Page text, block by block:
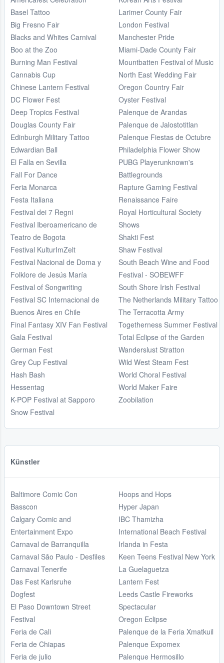
Basel Tattoo
Big Fresno Fair
Blacks and Whites Carnival
Boo at the Zoo
Burning Man Festival
Cannabis Cup
Chinese Lantern Festival
DC Flower Fest
Deep Tropics Festival
Douglas County Fair
Edinburgh Military Tattoo
Edwardian Ball
El Falla en Sevilla
Fall For Dance
Feria Monarca
Festa Italiana
Festival dei 7 Regni
Festival Iberoamericano de
Teatro de Bogota
Festival KulturImZelt
Festival Nacional de Doma y
Folklore de Jesús María
Festival of Songwriting
Festival SC Internacional de
Buenos Aires en Chile
Final Fantasy XIV Fan Festival
Gala Festival
German Fest
Grey Cup Festival
Hash Bash
Hessentag
K-POP Festival at Sapporo
Snow Festival
Larimer County Fair
London Festival
Manchester Pride
Miami-Dade County Fair
Mountbatten Festival of Music
North East Wedding Fair
Oregon Country Fair
Oyster Festival
Palenque de Arandas
Palenque de Jalostotitlan
Palenque Fiestas de Octubre
Philadelphia Flower Show
PUBG Playerunknown's
Battlegrounds
Rapture Gaming Festival
Renaissance Faire
Royal Horticultural Society
Shows
Shakti Fest
Shaw Festival
South Beach Wine and Food
Festival - SOBEWFF
South Shore Irish Festival
The Netherlands Military Tattoo
The Terracotta Army
Togetherness Summer Festival
Total Eclipse of the Garden
Wanderslust Stratton
Wild West Steam Fest
World Choral Festival
World Maker Faire
Zoobilation
Künstler
Baltimore Comic Con
Basscon
Calgary Comic and
Entertainment Expo
Carnaval de Barranquilla
Carnaval São Paulo - Desfiles
Carnaval Tenerife
Das Fest Karlsruhe
Dogfest
El Paso Downtown Street
Festival
Feria de Cali
Feria de Chiapas
Feria de julio
Hoops and Hops
Hyper Japan
IBC Thamizha
International Beach Festival
Irlanda in Festa
Keen Teens Festival New York
La Guelaguetza
Lantern Fest
Leeds Castle Fireworks
Spectacular
Oregon Eclipse
Palenque de la Feria Xmatkuil
Palenque Expomex
Palenque Hermosillo